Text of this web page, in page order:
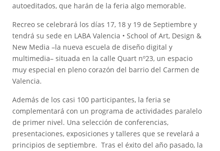
autoeditados, que harán de la feria algo memorable.
Recreo se celebrará los días 17, 18 y 19 de Septiembre y
tendrá su sede en LABA Valencia • School of Art, Design &
New Media –la nueva escuela de diseño digital y
multimedia– situada en la calle Quart nº23, un espacio
muy especial en pleno corazón del barrio del Carmen de
Valencia.
Además de los casi 100 participantes, la feria se
complementará con un programa de actividades paralelo
de primer nivel. Una selección de conferencias,
presentaciones, exposiciones y talleres que se revelará a
principios de septiembre. Tras el éxito del año pasado, la